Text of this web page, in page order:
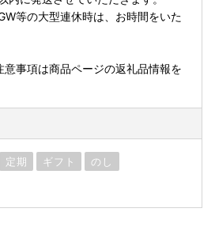
等の大型連休時は、お時間をいた
事項は商品ページの返礼品情報を
定期 ギフト のし